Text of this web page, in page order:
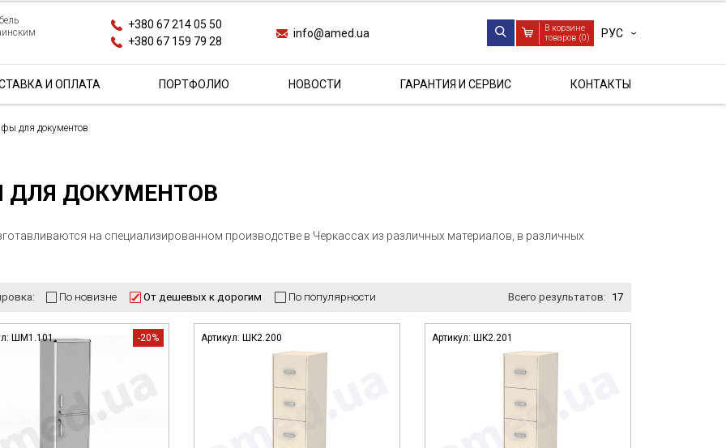
+380 67 214 05 50
+380 67 159 79 28
info@amed.ua
В корзине
товаров (0) РУС
И ОПЛАТА ПОРТФОЛИО НОВОСТИ ГАРАНТИЯ И СЕРВИС КОНТАКТЫ
для документов
ДОКУМЕНТОВ
на специализированном производстве в Черкассах из различных материалов, в различных
Всего результатов: 17
ШМ1.101 -20% Артикул:ШК2.200 Артикул:ШК2.201